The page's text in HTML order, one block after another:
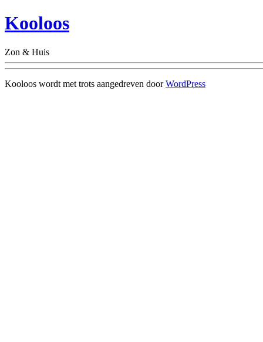
Kooloos
Zon & Huis
Kooloos wordt met trots aangedreven doorWordPress